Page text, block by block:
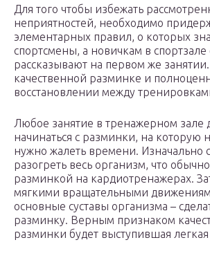
Для того чтобы избежать
неприятностей, необходимо
элементарных правил, о которых
спортсмены, а новичкам в спортзале
рассказывают на первом же
качественной разминке и
восстановлении между
Любое занятие в тренажерном зале
начинаться с разминки, на которую
нужно жалеть времени. Изначально
разогреть весь организм, что обычно
разминкой на кардиотренажерах.
мягкими вращательными
основные суставы организма –
разминку. Верным признаком
разминки будет выступившая